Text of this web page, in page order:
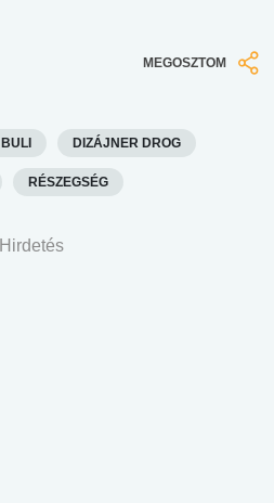
MEGOSZTOM
BULI DIZÁJNER DROG
RÉSZEGSÉG
Hirdetés